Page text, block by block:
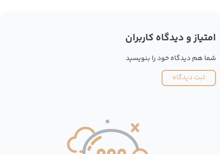
امتیاز و دیدگاه کاربران
شما هم دیدگاه خود را بنویسید
ثبت دیدگاه